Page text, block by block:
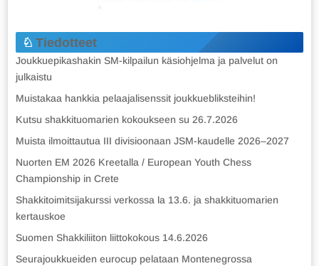
Tiedotteet
Joukkuepikashakin SM-kilpailun käsiohjelma ja palvelut on
julkaistu
Muistakaa hankkia pelaajalisenssit joukkuebliksteihin!
Kutsu shakkituomarien kokoukseen su 26.7.2026
Muista ilmoittautua III divisioonaan JSM-kaudelle 2026–2027
Nuorten EM 2026 Kreetalla / European Youth Chess
Championship in Crete
Shakkitoimitsijakurssi verkossa la 13.6. ja shakkituomarien
kertauskoe
Suomen Shakkiliiton liittokokous 14.6.2026
Seurajoukkueiden eurocup pelataan Montenegrossa